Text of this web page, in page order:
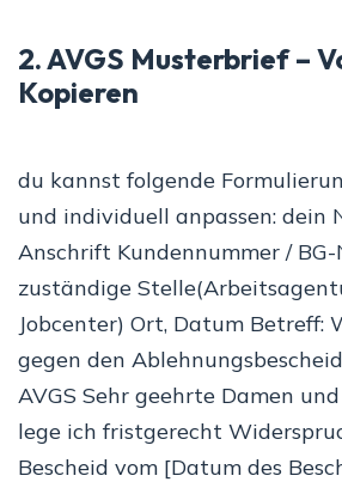
2. AVGS Musterbrief –
Kopieren
du kannst folgende
und individuell anpassen: dein
Anschrift Kundennummer /
zuständige
Jobcenter) Ort, Datum Betreff:
gegen den
AVGS Sehr geehrte Damen
lege ich fristgerecht
Bescheid vom [Datum des